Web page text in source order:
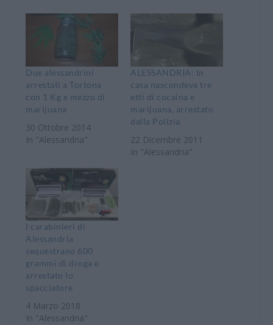
Due alessandrini
arrestati a Tortona
con 1 Kg e mezzo di
marijuana
30 Ottobre 2014
In "Alessandria"
ALESSANDRIA: In
casa nascondeva tre
etti di cocaina e
marijuana, arrestato
dalla Polizia
22 Dicembre 2011
In "Alessandria"
I carabinieri di
Alessandria
sequestrano 600
grammi di droga e
arrestato lo
spacciatore
4 Marzo 2018
In "Alessandria"